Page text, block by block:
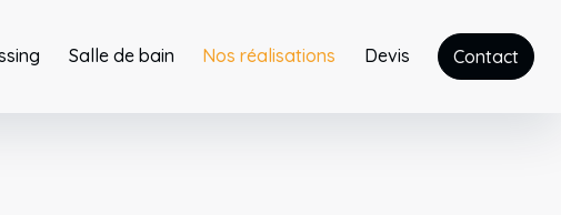
Salle de bain Nos réalisations Devis Contact